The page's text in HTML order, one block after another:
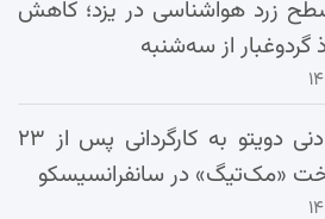
زرد هواشناسی در یزد؛ کاهش
گردوغبار از سه‌شنبه
بازگشت دنی دویتو به کارگردانی پس از ۲۳
«مک‌تیگ» در سانفرانسیسکو